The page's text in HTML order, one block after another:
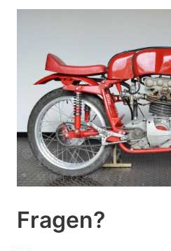
Fragen?